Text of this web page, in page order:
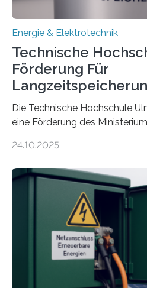
Energie & Elektrotechnik
Technische
Förderung Für
Die Technische Hochschule
eine Förderung des
Forschungsprojekt „LAGER –
Quartieren“ eingeworben. Ziel
Entwicklung, Erprobung und
Konzepten zur langfristigen
sektorübergreifend vernetzten
Projekt startete am 15.
von drei Jahren und ein
Millionen Euro, wovon 2,6
Ministerium für Umwelt, Klima
24.10.2025